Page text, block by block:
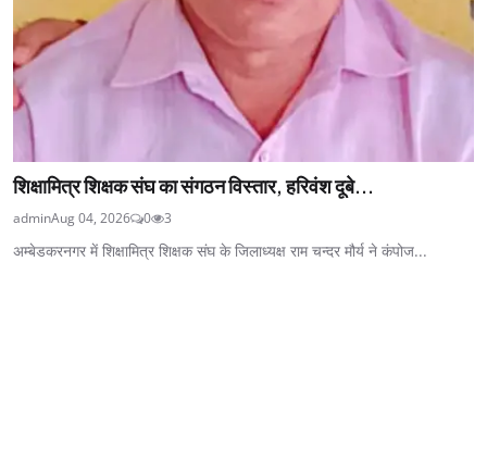
शिक्षामित्र शिक्षक संघ का संगठन विस्तार, हरिवंश दूबे...
adminAug 04, 2026 0 3
अम्बेडकरनगर में शिक्षामित्र शिक्षक संघ के जिलाध्यक्ष राम चन्दर मौर्य ने कंपोज...